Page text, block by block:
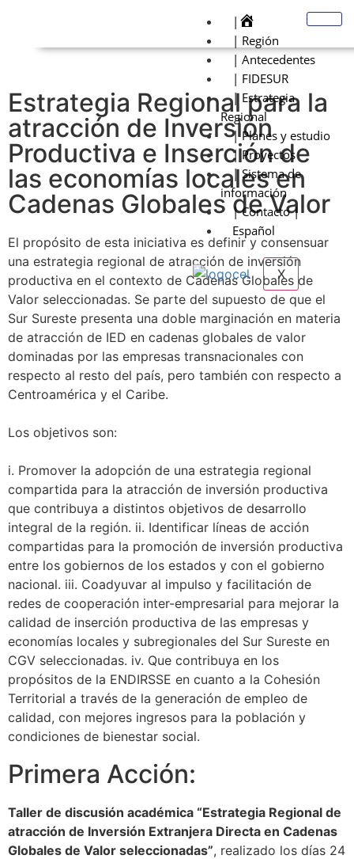
|
| Región
| Antecedentes
| FIDESUR
| Estrategia
Regional
| Planes y estudio
| Proyectos
| Sistema de
información
| Contacto |
Español
X
Estrategia Regional para la
atracción de Inversión
Productiva e Inserción de
las economías locales en
Cadenas Globales de Valor
El propósito de esta iniciativa es definir y consensuar
una estrategia regional de atracción de inversión
productiva en el contexto de Cadenas Globales de
Valor seleccionadas. Se parte del supuesto de que el
Sur Sureste presenta una doble marginación en materia
de atracción de IED en cadenas globales de valor
dominadas por las empresas transnacionales con
respecto al resto del país, pero también con respecto a
Centroamérica y el Caribe.
Los objetivos son:
i. Promover la adopción de una estrategia regional
compartida para la atracción de inversión productiva
que contribuya a distintos objetivos de desarrollo
integral de la región. ii. Identificar líneas de acción
compartidas para la promoción de inversión productiva
entre los gobiernos de los estados y con el gobierno
nacional. iii. Coadyuvar al impulso y facilitación de
redes de cooperación inter-empresarial para mejorar la
calidad de inserción productiva de las empresas y
economías locales y subregionales del Sur Sureste en
CGV seleccionadas. iv. Que contribuya en los
propósitos de la ENDIRSSE en cuanto a la Cohesión
Territorial a través de la generación de empleo de
calidad, con mejores ingresos para la población y
condiciones de bienestar social.
Primera Acción:
Taller de discusión académica “Estrategia Regional de
atracción de Inversión Extranjera Directa en Cadenas
Globales de Valor seleccionadas”, realizado los días 24